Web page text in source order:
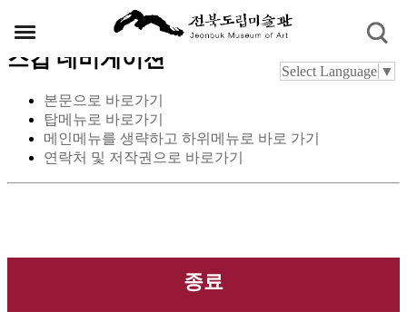
스킵 네비게이션
본문으로 바로가기
탑메뉴로 바로가기
메인메뉴를 생략하고 하위메뉴로 바로 가기
연락처 및 저작권으로 바로가기
Select Language ▼
종료